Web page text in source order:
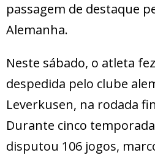
passagem de destaque
Alemanha.
Neste sábado, o atleta
despedida pelo clube
Leverkusen, na rodada
Durante cinco
disputou 106 jogos,